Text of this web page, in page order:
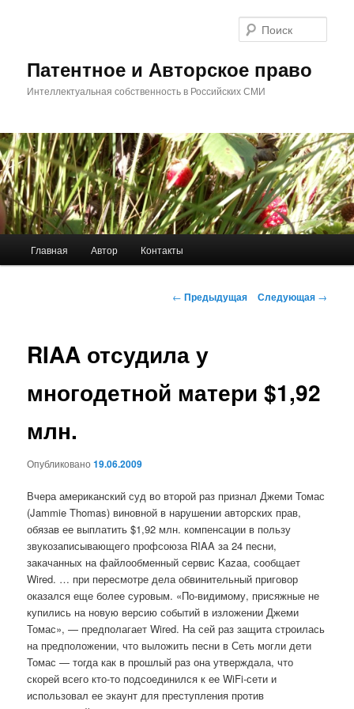
Патентное и Авторское право
Интеллектуальная собственность в Российских СМИ
Главная Автор Контакты
Навигация
← Предыдущая Следующая →
RIAA отсудила у
многодетной матери $1,92
млн.
Опубликовано19.06.2009
Вчера американский суд во второй раз признал Джеми Томас
(Jammie Thomas) виновной в нарушении авторских прав,
обязав ее выплатить $1,92 млн. компенсации в пользу
звукозаписывающего профсоюза RIAA за 24 песни,
закачанных на файлообменный сервис Kazaa, сообщает
Wired. … при пересмотре дела обвинительный приговор
оказался еще более суровым. «По-видимому, присяжные не
купились на новую версию событий в изложении Джеми
Томас», — предполагает Wired. На сей раз защита строилась
на предположении, что выложить песни в Сеть могли дети
Томас — тогда как в прошлый раз она утверждала, что
скорей всего кто-то подсоединился к ее WiFi-сети и
использовал ее экаунт для преступления против